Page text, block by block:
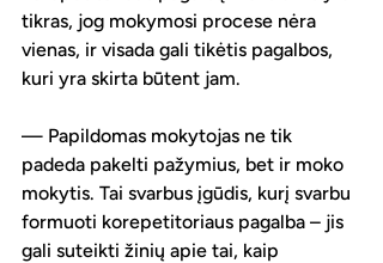
tikras, jog mokymosi procese nėra
vienas, ir visada gali tikėtis pagalbos,
kuri yra skirta būtent jam.
— Papildomas mokytojas ne tik
padeda pakelti pažymius, bet ir moko
mokytis. Tai svarbus įgūdis, kurį svarbu
formuoti korepetitoriaus pagalba – jis
gali suteikti žinių apie tai, kaip